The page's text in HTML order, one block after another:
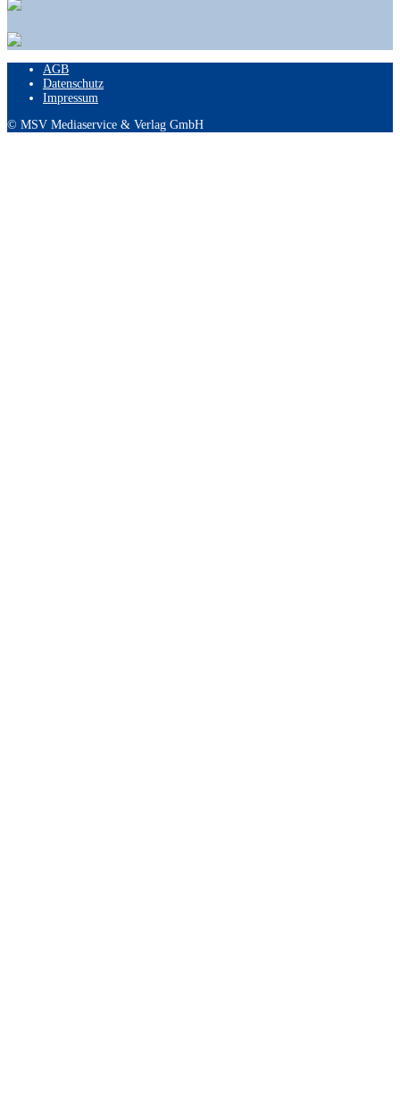
AGB
Datenschutz
Impressum
© MSV Mediaservice & Verlag GmbH